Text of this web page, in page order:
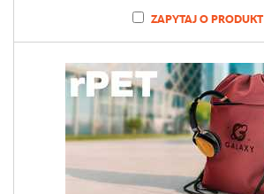
ZAPYTAJ O PRODUKT